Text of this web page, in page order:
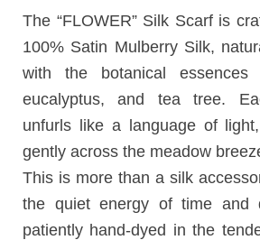
員
中
心
平
台
平
The “FLOWER” Silk Scarf is
100% Satin Mulberry Silk,
with the botanical essences
eucalyptus, and tea tree.
unfurls like a language of
gently across the meadow
This is more than a silk
the quiet energy of time and
patiently hand-dyed in the